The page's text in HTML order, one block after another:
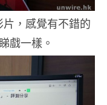
，感覺有不錯的
戲一樣。